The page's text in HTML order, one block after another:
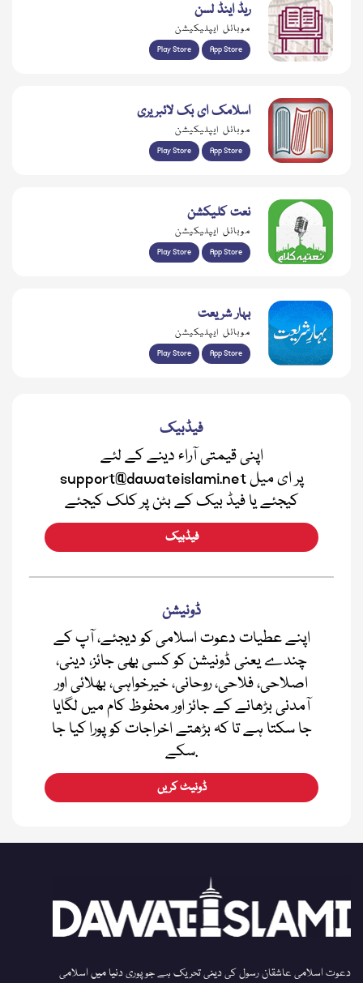
ریڈ اینڈ لسن
موبائل ایپلیکیشن
Play Store App Store
اسلامک ای بک لائبریری
موبائل ایپلیکیشن
Play Store App Store
نعت کلیکشن
موبائل ایپلیکیشن
Play Store App Store
بہار شریعت
موبائل ایپلیکیشن
Play Store App Store
فیڈبیک
اپنی قیمتی آراء دینے کے لئے
support@dawateislami.net پر ای میل
کیجئے یا فیڈ بیک کے بٹن پر کلک کیجئے
فیڈبیک
ڈونیشن
اپنے عطیات دعوت اسلامی کو دیجئے، آپ کے
چندے یعنی ڈونیشن کو کسی بھی جائز، دینی،
اصلاحی، فلاحی، روحانی، خیرخواہی، بھلائی اور
آمدنی بڑھانے کے جائز اور محفوظ کام میں لگایا
جا سکتا ہے تا کہ بڑھتے اخراجات کو پورا کیا جا
سکے.
ڈونیٹ کریں
دعوت اسلامی عاشقان رسول کی دینی تحریک ہے جو پوری دنیا میں اسلامی